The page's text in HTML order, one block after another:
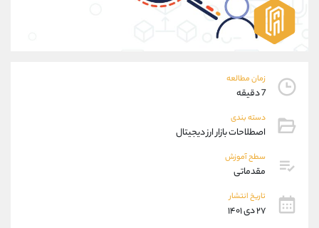
زمان مطالعه
7 دقیقه
دسته بندی
اصطلاحات بازار ارز دیجیتال
سطح آموزش
مقدماتی
تاریخ انتشار
۲۷ دی ۱۴۰۱
واتساپ
تلگرام
پشتیبان فروش
موبایل
واتساپ
داخلی
اطلاعات تماس (دفتر فروش)